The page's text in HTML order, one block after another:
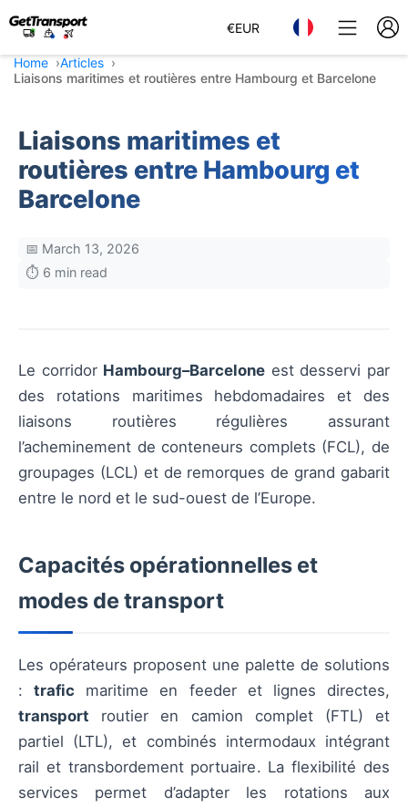
€EUR
Home
Articles
Liaisons maritimes et routières entre Hambourg et Barcelone
Liaisons maritimes et
routières entre Hambourg et
Barcelone
📅 March 13, 2026
⏱️ 6 min read
Le corridor Hambourg–Barcelone est desservi par
des rotations maritimes hebdomadaires et des
liaisons routières régulières assurant
l’acheminement de conteneurs complets (FCL), de
groupages (LCL) et de remorques de grand gabarit
entre le nord et le sud-ouest de l’Europe.
Capacités opérationnelles et
modes de transport
Les opérateurs proposent une palette de solutions
:trafic maritime en feeder et lignes directes,
transport routier en camion complet (FTL) et
partiel (LTL), et combinés intermodaux intégrant
rail et transbordement portuaire. La flexibilité des
services permet d’adapter les rotations aux